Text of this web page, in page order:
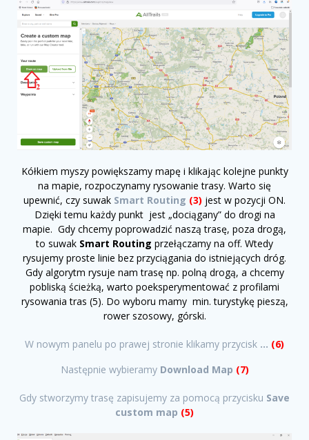
Kółkiem myszy powiększamy mapę i klikając kolejne punkty
na mapie, rozpoczynamy rysowanie trasy. Warto się
upewnić, czy suwak Smart Routing (3) jest w pozycji ON.
Dzięki temu każdy punkt jest „dociągany” do drogi na
mapie. Gdy chcemy poprowadzić naszą trasę, poza drogą,
to suwak Smart Routing przełączamy na off. Wtedy
rysujemy proste linie bez przyciągania do istniejących dróg.
Gdy algorytm rysuje nam trasę np. polną drogą, a chcemy
pobliską ścieżką, warto poeksperymentować z profilami
rysowania tras (5). Do wyboru mamy min. turystykę pieszą,
rower szosowy, górski.
W nowym panelu po prawej stronie klikamy przycisk … (6)
Następnie wybieramy Download Map (7)
Gdy stworzymy trasę zapisujemy za pomocą przycisku Save
custom map (5)